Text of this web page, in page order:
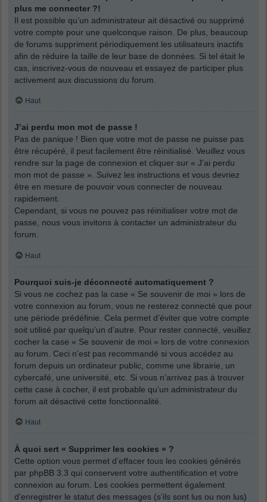
plus me connecter ?!
Il est possible qu’un administrateur ait désactivé ou supprimé
votre compte pour une quelconque raison. De plus, beaucoup
de forums suppriment périodiquement les utilisateurs inactifs
afin de réduire la taille de leur base de données. Si tel était le
cas, inscrivez-vous de nouveau et essayez de participer plus
activement aux discussions du forum.
Haut
J’ai perdu mon mot de passe !
Pas de panique ! Bien que votre mot de passe ne puisse pas
être récupéré, il peut facilement être réinitialisé. Veuillez vous
rendre sur la page de connexion et cliquer sur « J’ai perdu
mon mot de passe ». Suivez les instructions et vous devriez
être en mesure de pouvoir vous connecter de nouveau
rapidement.
Cependant, si vous ne pouvez pas réinitialiser votre mot de
passe, nous vous invitons à contacter un administrateur du
forum.
Haut
Pourquoi suis-je déconnecté automatiquement ?
Si vous ne cochez pas la case « Se souvenir de moi » lors de
votre connexion au forum, vous ne resterez connecté que pour
une période prédéfinie. Cela permet d’éviter que votre compte
soit utilisé par quelqu’un d’autre. Pour rester connecté, veuillez
cocher la case « Se souvenir de moi » lors de votre connexion
au forum. Ceci n’est pas recommandé si vous accédez au
forum depuis un ordinateur public, comme une librairie, un
cybercafé, une université, etc. Si vous n’arrivez pas à trouver
cette case à cocher, il est probable qu’un administrateur du
forum ait désactivé cette fonctionnalité.
Haut
À quoi sert « Supprimer les cookies » ?
Cette option vous permet d’effacer tous les cookies générés
par phpBB 3.3 qui conservent votre authentification et votre
connexion au forum. Les cookies permettent également
d’enregistrer le statut des messages (s’ils sont lus ou non lus)